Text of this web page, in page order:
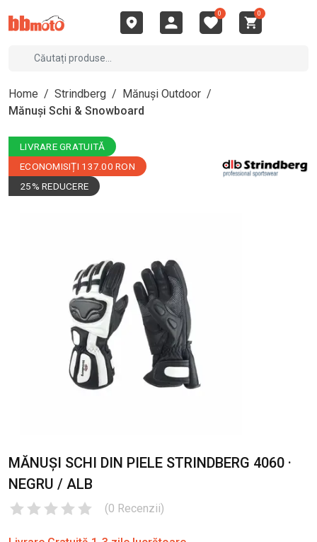
0 0
Home / Strindberg / Mănuși Outdoor /
Mănuși Schi & Snowboard
LIVRARE GRATUITĂ
ECONOMISIȚI 137.00 RON
25% REDUCERE
MĂNUȘI SCHI DIN PIELE STRINDBERG 4060 ·
NEGRU / ALB
(0 Recenzii)